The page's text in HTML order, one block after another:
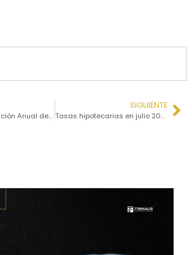
Abril y la Declaración Anual de ISR: ¿Cómo aprovechar las deducciones personales?
SIGUIENTE
Tasas hipotecarias en julio 2025: ¿cómo se están moviendo y qué esperar en el segundo semestre?